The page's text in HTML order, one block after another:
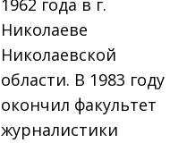
1962 года в г.
Николаеве
Николаевской
области. В 1983 году
окончил факультет
журналистики